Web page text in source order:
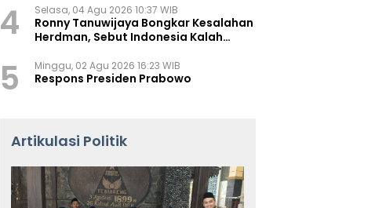
4 Selasa, 04 Agu 2026 10:37 WIB
Ronny Tanuwijaya Bongkar Kesalahan
Herdman, Sebut Indonesia Kalah
5 Minggu, 02 Agu 2026 16:23 WIB
Respons Presiden Prabowo
Artikulasi Politik